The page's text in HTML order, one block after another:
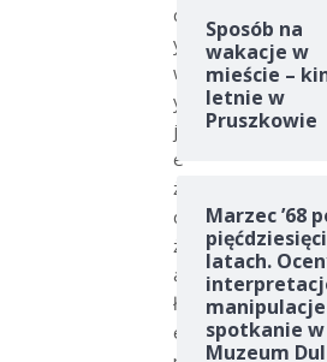
d
y
w
y
j
e
ż
d
ż
a
ł
e
Sposób na
wakacje w
mieście –
letnie w
Pruszkowie
Marzec ’68
latach.
spotkanie w
Muzeum